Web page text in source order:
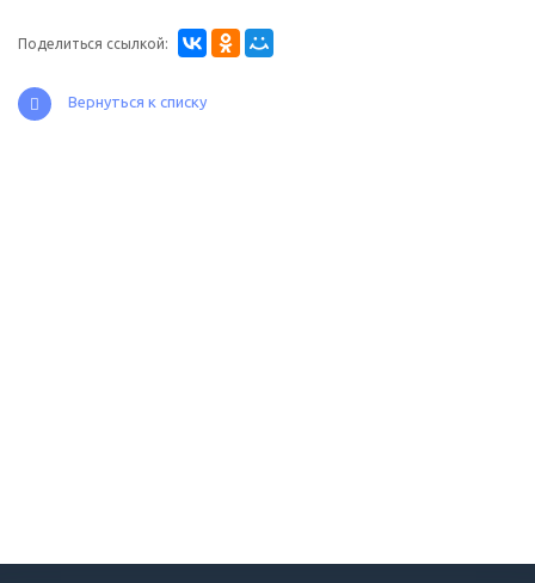
Поделиться ссылкой:
Вернуться к списку